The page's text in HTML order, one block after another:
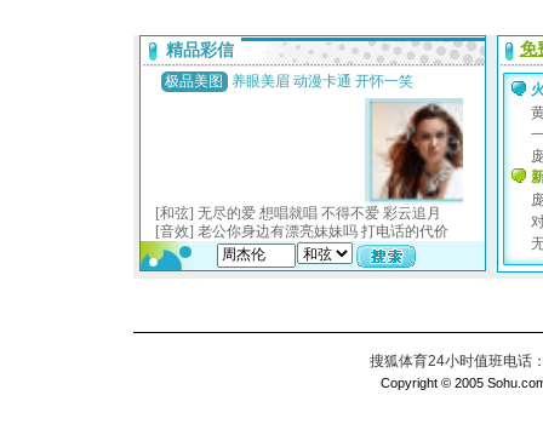
搜狐体育24小时值班电话
Copyright © 2005